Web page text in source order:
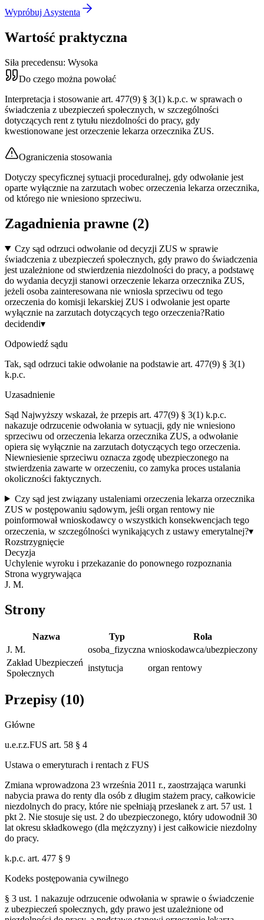
Wypróbuj Asystenta
Wartość praktyczna
Siła precedensu: Wysoka
Do czego można powołać
Interpretacja i stosowanie art. 477(9) § 3(1) k.p.c. w sprawach o
świadczenia z ubezpieczeń społecznych, w szczególności
dotyczących rent z tytułu niezdolności do pracy, gdy
kwestionowane jest orzeczenie lekarza orzecznika ZUS.
Ograniczenia stosowania
Dotyczy specyficznej sytuacji proceduralnej, gdy odwołanie jest
oparte wyłącznie na zarzutach wobec orzeczenia lekarza orzecznika,
od którego nie wniesiono sprzeciwu.
Zagadnienia prawne (2)
Czy sąd odrzuci odwołanie od decyzji ZUS w sprawie
świadczenia z ubezpieczeń społecznych, gdy prawo do świadczenia
jest uzależnione od stwierdzenia niezdolności do pracy, a podstawę
do wydania decyzji stanowi orzeczenie lekarza orzecznika ZUS,
jeżeli osoba zainteresowana nie wniosła sprzeciwu od tego
orzeczenia do komisji lekarskiej ZUS i odwołanie jest oparte
wyłącznie na zarzutach dotyczących tego orzeczenia?Ratio
decidendi▾
Odpowiedź sądu
Tak, sąd odrzuci takie odwołanie na podstawie art. 477(9) § 3(1)
k.p.c.
Uzasadnienie
Sąd Najwyższy wskazał, że przepis art. 477(9) § 3(1) k.p.c.
nakazuje odrzucenie odwołania w sytuacji, gdy nie wniesiono
sprzeciwu od orzeczenia lekarza orzecznika ZUS, a odwołanie
opiera się wyłącznie na zarzutach dotyczących tego orzeczenia.
Niewniesienie sprzeciwu oznacza zgodę ubezpieczonego na
stwierdzenia zawarte w orzeczeniu, co zamyka proces ustalania
okoliczności faktycznych.
Czy sąd jest związany ustaleniami orzeczenia lekarza orzecznika
ZUS w postępowaniu sądowym, jeśli organ rentowy nie
poinformował wnioskodawcy o wszystkich konsekwencjach tego
orzeczenia, w szczególności wynikających z ustawy emerytalnej?▾
Rozstrzygnięcie
Decyzja
Uchylenie wyroku i przekazanie do ponownego rozpoznania
Strona wygrywająca
J. M.
Strony
Nazwa Typ
Rola
J. M.
osoba_fizyczna wnioskodawca/ubezpieczony
Zakład Ubezpieczeń
Społecznych
instytucja organ rentowy
Przepisy (10)
Główne
u.e.r.z.FUS art. 58 § 4
Ustawa o emeryturach i rentach z FUS
Zmiana wprowadzona 23 września 2011 r., zaostrzająca warunki
nabycia prawa do renty dla osób z długim stażem pracy, całkowicie
niezdolnych do pracy, które nie spełniają przesłanek z art. 57 ust. 1
pkt 2. Nie stosuje się ust. 2 do ubezpieczonego, który udowodnił 30
lat okresu składkowego (dla mężczyzny) i jest całkowicie niezdolny
do pracy.
k.p.c. art. 477 § 9
Kodeks postępowania cywilnego
§ 3 ust. 1 nakazuje odrzucenie odwołania w sprawie o świadczenie
z ubezpieczeń społecznych, gdy prawo jest uzależnione od